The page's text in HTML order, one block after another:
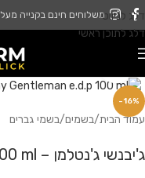
דלג לניווט
דלג לתוכן ראשי
משלוחים חינם בקנייה מעל 350 ש"ח
-16%
עמוד הבית/בשמים/בשמי גברים
ג'יבנשי ג'נטלמן – Givenchy Gentleman e.d.p 100 ml